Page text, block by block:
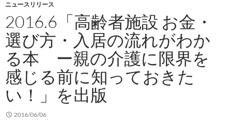
プ
ニュースリリース
2016.6「高齢者施設 お金・
選び方・入居の流れがわか
る本 ー親の介護に限界を
感じる前に知っておきた
い！」を出版
2016/06/06